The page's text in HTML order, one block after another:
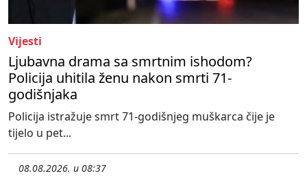
Vijesti
Ljubavna drama sa smrtnim ishodom?
Policija uhitila ženu nakon smrti 71-
godišnjaka
Policija istražuje smrt 71-godišnjeg muškarca čije je
tijelo u pet...
08.08.2026. u 08:37